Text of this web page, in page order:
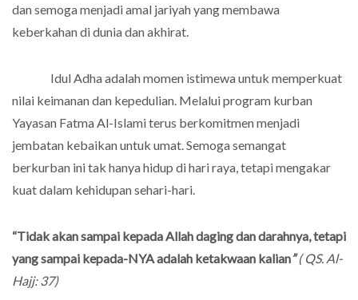
dan semoga menjadi amal jariyah yang membawa
keberkahan di dunia dan akhirat.
Idul Adha adalah momen istimewa untuk memperkuat
nilai keimanan dan kepedulian. Melalui program kurban
Yayasan Fatma Al-Islami terus berkomitmen menjadi
jembatan kebaikan untuk umat. Semoga semangat
berkurban ini tak hanya hidup di hari raya, tetapi mengakar
kuat dalam kehidupan sehari-hari.
“Tidak akan sampai kepada Allah daging dan darahnya, tetapi
yang sampai kepada-NYA adalah ketakwaan kalian”( QS. Al-
Hajj: 37)